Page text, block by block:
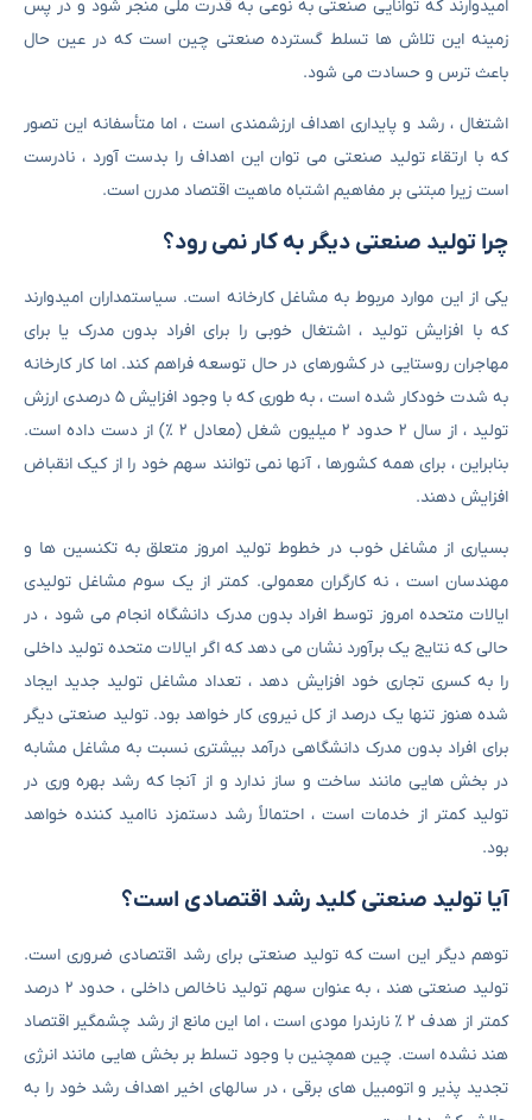
امیدوارند که توانایی صنعتی به نوعی به قدرت ملی منجر شود و در پس
زمینه این تلاش ها تسلط گسترده صنعتی چین است که در عین حال
باعث ترس و حسادت می شود.
اشتغال ، رشد و پایداری اهداف ارزشمندی است ، اما متأسفانه این تصور
که با ارتقاء تولید صنعتی می توان این اهداف را بدست آورد ، نادرست
است زیرا مبتنی بر مفاهیم اشتباه ماهیت اقتصاد مدرن است.
چرا تولید صنعتی دیگر به کار نمی رود؟
یکی از این موارد مربوط به مشاغل کارخانه است. سیاستمداران امیدوارند
که با افزایش تولید ، اشتغال خوبی را برای افراد بدون مدرک یا برای
مهاجران روستایی در کشورهای در حال توسعه فراهم کند. اما کار کارخانه
به شدت خودکار شده است ، به طوری که با وجود افزایش ۵ درصدی ارزش
تولید ، از سال ۲ حدود ۲ میلیون شغل (معادل ۲ ٪) از دست داده است.
بنابراین ، برای همه کشورها ، آنها نمی توانند سهم خود را از کیک انقباض
افزایش دهند.
بسیاری از مشاغل خوب در خطوط تولید امروز متعلق به تکنسین ها و
مهندسان است ، نه کارگران معمولی. کمتر از یک سوم مشاغل تولیدی
ایالات متحده امروز توسط افراد بدون مدرک دانشگاه انجام می شود ، در
حالی که نتایج یک برآورد نشان می دهد که اگر ایالات متحده تولید داخلی
را به کسری تجاری خود افزایش دهد ، تعداد مشاغل تولید جدید ایجاد
شده هنوز تنها یک درصد از کل نیروی کار خواهد بود. تولید صنعتی دیگر
برای افراد بدون مدرک دانشگاهی درآمد بیشتری نسبت به مشاغل مشابه
در بخش هایی مانند ساخت و ساز ندارد و از آنجا که رشد بهره وری در
تولید کمتر از خدمات است ، احتمالاً رشد دستمزد ناامید کننده خواهد
بود.
آیا تولید صنعتی کلید رشد اقتصادی است؟
توهم دیگر این است که تولید صنعتی برای رشد اقتصادی ضروری است.
تولید صنعتی هند ، به عنوان سهم تولید ناخالص داخلی ، حدود ۲ درصد
کمتر از هدف ۲ ٪ نارندرا مودی است ، اما این مانع از رشد چشمگیر اقتصاد
هند نشده است. چین همچنین با وجود تسلط بر بخش هایی مانند انرژی
تجدید پذیر و اتومبیل های برقی ، در سالهای اخیر اهداف رشد خود را به